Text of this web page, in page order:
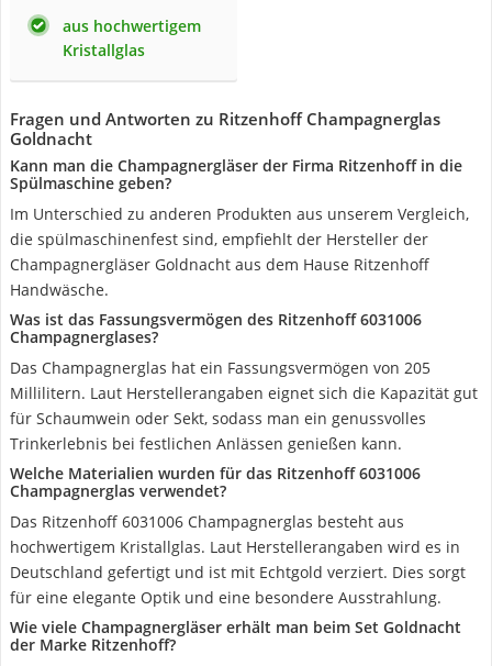
aus hochwertigem
Kristallglas
Fragen und Antworten zu Ritzenhoff Champagnerglas
Goldnacht
Kann man die Champagnergläser der Firma Ritzenhoff in die
Spülmaschine geben?
Im Unterschied zu anderen Produkten aus unserem Vergleich,
die spülmaschinenfest sind, empfiehlt der Hersteller der
Champagnergläser Goldnacht aus dem Hause Ritzenhoff
Handwäsche.
Was ist das Fassungsvermögen des Ritzenhoff 6031006
Champagnerglases?
Das Champagnerglas hat ein Fassungsvermögen von 205
Millilitern. Laut Herstellerangaben eignet sich die Kapazität gut
für Schaumwein oder Sekt, sodass man ein genussvolles
Trinkerlebnis bei festlichen Anlässen genießen kann.
Welche Materialien wurden für das Ritzenhoff 6031006
Champagnerglas verwendet?
Das Ritzenhoff 6031006 Champagnerglas besteht aus
hochwertigem Kristallglas. Laut Herstellerangaben wird es in
Deutschland gefertigt und ist mit Echtgold verziert. Dies sorgt
für eine elegante Optik und eine besondere Ausstrahlung.
Wie viele Champagnergläser erhält man beim Set Goldnacht
der Marke Ritzenhoff?